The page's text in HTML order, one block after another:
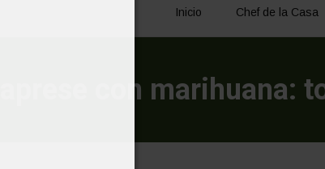
Inicio Chef de la Casa
con marihuana: